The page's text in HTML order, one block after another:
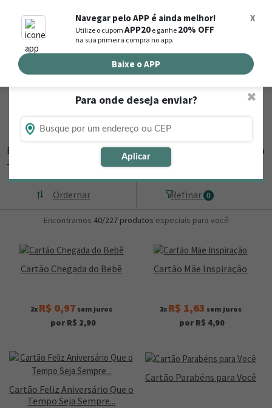
Navegar pelo APP é ainda melhor!
Utilize o cupomAPP20 e ganhe 20% OFF
na sua primeira compra no app.
X
Baixe o APP
Busca de produtos
Buscar por endereço de entrega
Para onde deseja enviar?
Aplicar
✖
Flores, Cestas e Presentes em Santo
Antônio da Alegria - SP
Está procurando loja de presente online em Santo Antônio da Alegria
- SP? Então,
Refinar 0
Ordernar
Encontramos 40/227 produtos especiais para você
Cartão Chegada do Bebê
3x R$ 0,97 sem juros
por R$ 2,90
Cartão Mãe Inspiração
3x R$ 1,63 sem juros
por R$ 4,90
Cartão Feliz Aniversário Que o
Tempo Seja Sempre...
Cartão Parabéns para Você